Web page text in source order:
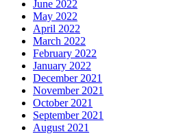
June 2022
May 2022
April 2022
March 2022
February 2022
January 2022
December 2021
November 2021
October 2021
September 2021
August 2021